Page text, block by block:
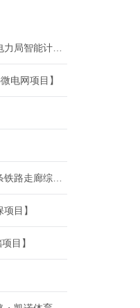
电网项目】
目】
目】